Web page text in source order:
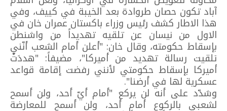
آباد تكون حصان طروادة بعد الخيبة في كييف، وفي
هذا الاطار كشف رئيس وزراء باكستان عمران خان في
الاول من نيسان عن تلقيه تهديداً من واشنطن
بإسقاط حكومته، وقال خان: "أعلن أمام الشعب أنّني
تلقيت رسالة تهديد من أميركا"، مضيفاً: "هددَتْ
أميركا بإسقاط حكومتي لأنني رفضت إقامة قواعد
عسكرية لها في أرضنا".
وشدّد على أنه لن يركع "أمام أيّ أحد، ولن أسمح
لشعبي بالركوع أمام أحد، ولن أسمح للمعارضة